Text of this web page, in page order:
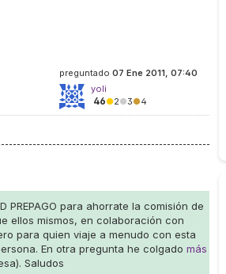
preguntado 07 Ene 2011, 07:40
yoli
46●2●3●4
PREPAGO para ahorrate la comisión de
ellos mismos, en colaboración con
para quien viaje a menudo con esta
En otra pregunta he colgado más
Saludos